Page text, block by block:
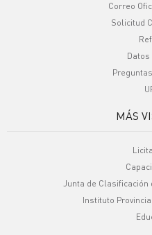
Correo
Solicitud
MÁS
Junta de Clasificación
Instituto